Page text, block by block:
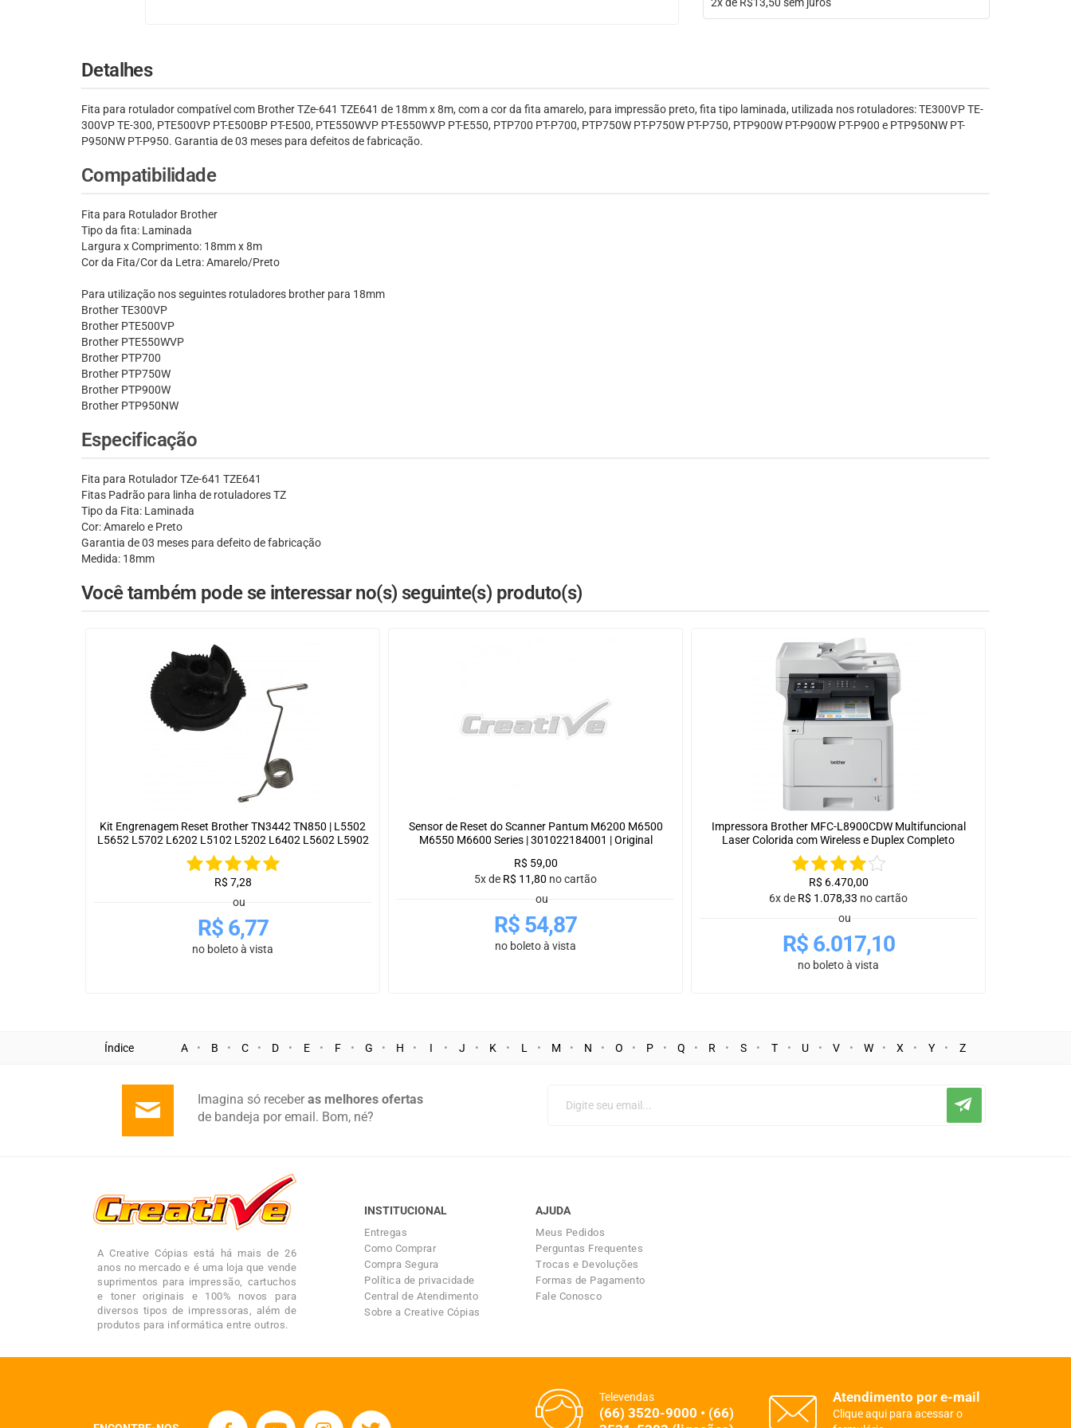
2x de R$13,50 sem juros
Detalhes
Fita para rotulador compatível com Brother TZe-641 TZE641 de 18mm x 8m, com a cor da fita amarelo, para impressão preto, fita tipo laminada, utilizada nos rotuladores: TE300VP TE-
300VP TE-300, PTE500VP PT-E500BP PT-E500, PTE550WVP PT-E550WVP PT-E550, PTP700 PT-P700, PTP750W PT-P750W PT-P750, PTP900W PT-P900W PT-P900 e PTP950NW PT-
P950NW PT-P950. Garantia de 03 meses para defeitos de fabricação.
Compatibilidade
Fita para Rotulador Brother
Tipo da fita: Laminada
Largura x Comprimento: 18mm x 8m
Cor da Fita/Cor da Letra: Amarelo/Preto
Para utilização nos seguintes rotuladores brother para 18mm
Brother TE300VP
Brother PTE500VP
Brother PTE550WVP
Brother PTP700
Brother PTP750W
Brother PTP900W
Brother PTP950NW
Especificação
Fita para Rotulador TZe-641 TZE641
Fitas Padrão para linha de rotuladores TZ
Tipo da Fita: Laminada
Cor: Amarelo e Preto
Garantia de 03 meses para defeito de fabricação
Medida: 18mm
Você também pode se interessar no(s) seguinte(s) produto(s)
Kit Engrenagem Reset Brother TN3442 TN850 | L5502
L5652 L5702 L6202 L5102 L5202 L6402 L5602 L5902
R$ 7,28
ou
R$6,77
no boleto à vista
Sensor de Reset do Scanner Pantum M6200 M6500
M6550 M6600 Series | 301022184001 | Original
R$ 59,00
5x de R$ 11,80 no cartão
ou
R$ 54,87
no boleto à vista
Impressora Brother MFC-L8900CDW Multifuncional
Laser Colorida com Wireless e Duplex Completo
R$ 6.470,00
6x de R$ 1.078,33 no cartão
ou
R$6.017,10
no boleto à vista
Índice A B C D E F G H I J K L M N O P Q R S T U V W X Y Z
Imagina só receberas melhores ofertas
de bandeja por email. Bom, né?
A Creative Cópias está há mais de 26
anos no mercado e é uma loja que vende
suprimentos para impressão, cartuchos
e toner originais e 100% novos para
diversos tipos de impressoras, além de
produtos para informática entre outros.
INSTITUCIONAL
Entregas
Como Comprar
Compra Segura
Política de privacidade
Central de Atendimento
Sobre a Creative Cópias
AJUDA
Meus Pedidos
Perguntas Frequentes
Trocas e Devoluções
Formas de Pagamento
Fale Conosco
Televendas
(66) 3520-9000 • (66)
Atendimento por e-mail
Clique aqui para acessar o